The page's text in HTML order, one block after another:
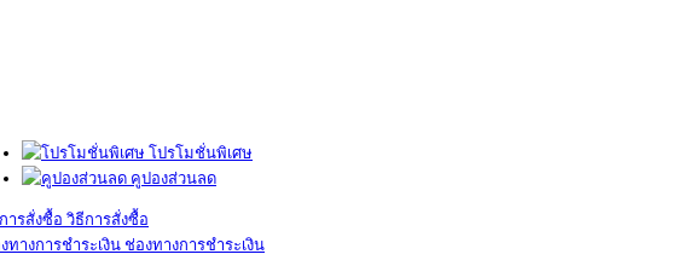
โปรโมชั่นพิเศษ
คูปองส่วนลด
วิธีการสั่งซื้อ
ช่องทางการชำระเงิน